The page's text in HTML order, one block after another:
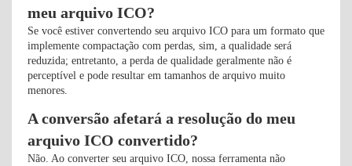
meu arquivo ICO?
Se você estiver convertendo seu arquivo ICO para um formato que
implemente compactação com perdas, sim, a qualidade será
reduzida; entretanto, a perda de qualidade geralmente não é
perceptível e pode resultar em tamanhos de arquivo muito
menores.
A conversão afetará a resolução do meu
arquivo ICO convertido?
Não. Ao converter seu arquivo ICO, nossa ferramenta não